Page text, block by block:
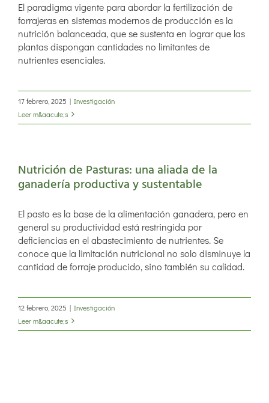
El paradigma vigente para abordar la fertilización de
forrajeras en sistemas modernos de producción es la
nutrición balanceada, que se sustenta en lograr que las
plantas dispongan cantidades no limitantes de
nutrientes esenciales.
17 febrero, 2025 | Investigación
Leer m&aacute;s
Nutrición de Pasturas: una aliada de la
ganadería productiva y sustentable
El pasto es la base de la alimentación ganadera, pero en
general su productividad está restringida por
deficiencias en el abastecimiento de nutrientes. Se
conoce que la limitación nutricional no solo disminuye la
cantidad de forraje producido, sino también su calidad.
12 febrero, 2025 | Investigación
Leer m&aacute;s